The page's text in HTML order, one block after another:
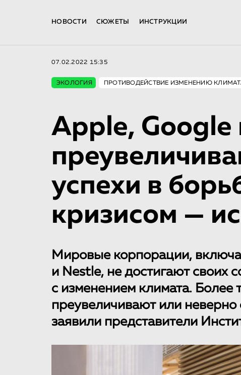
НОВОСТИ СЮЖЕТЫ ИНСТРУКЦИИ
07.02.2022 15:35
ЭКОЛОГИЯ ПРОТИВОДЕЙСТВИЕ ИЗМЕНЕНИЮ
Apple, Google
успехи в
кризисом —
Мировые корпорации,
и Nestle, не достигают своих
с изменением климата. Более
преувеличивают или
заявили представители